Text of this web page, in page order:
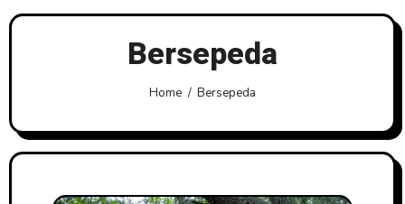
Bersepeda
Home Bersepeda